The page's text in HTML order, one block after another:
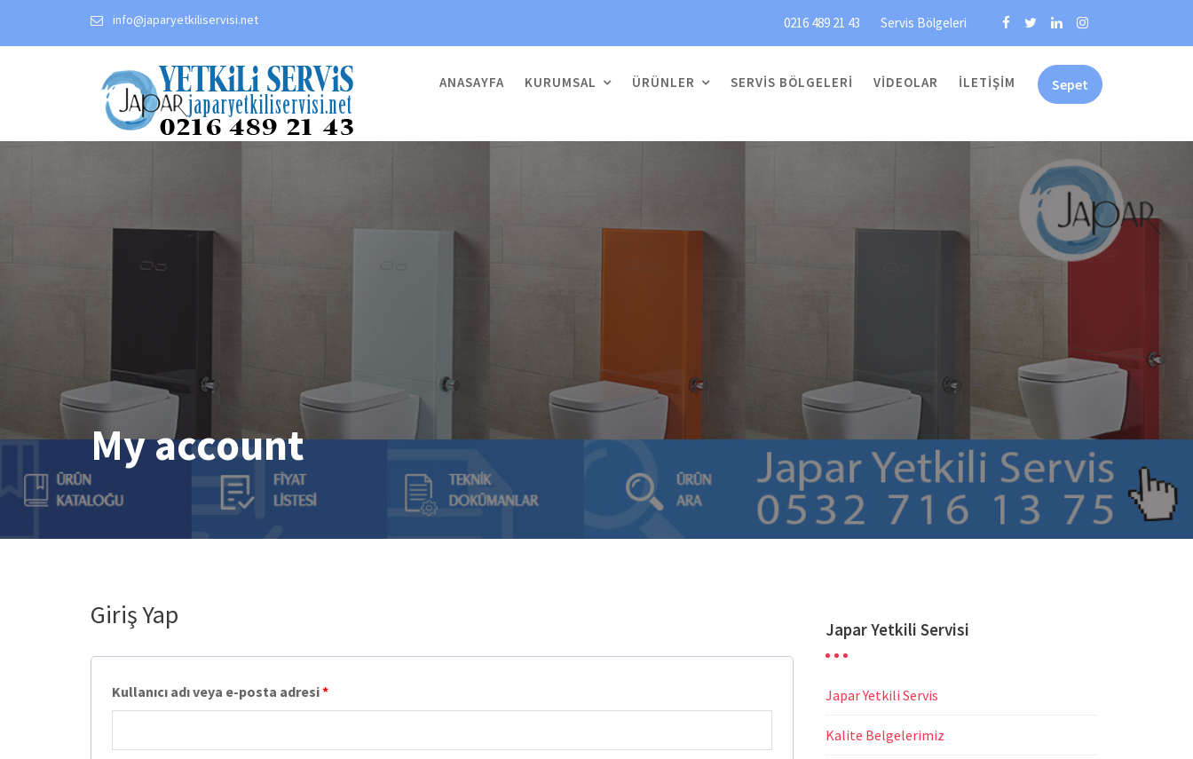
info@japaryetkiliservisi.net 0216 489 21 43 Servis Bölgeleri
Sepet
ANASAYFA KURUMSAL ÜRÜNLER SERVIS BÖLGELERI VIDEOLAR İLETIŞIM
My account
Giriş Yap
Kullanıcı adı veya e-posta adresi*
Japar Yetkili Servisi
Japar Yetkili Servis
Kalite Belgelerimiz